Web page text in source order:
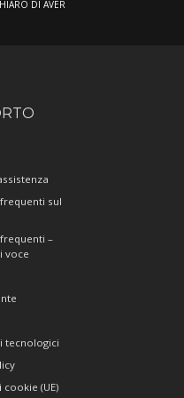
DI AVER
sul
–
voce
tecnologici
(UE)